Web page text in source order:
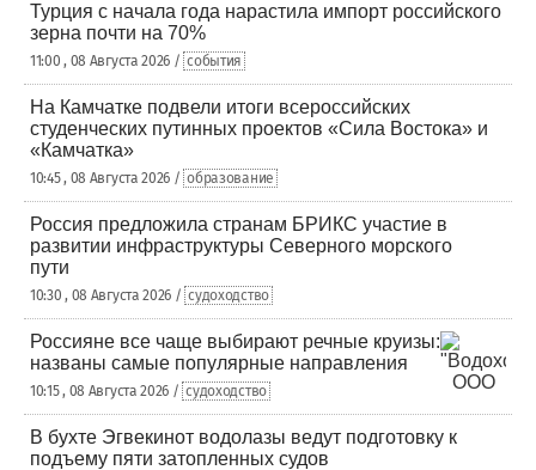
Турция с начала года нарастила импорт российского
зерна почти на 70%
11:00 , 08 Августа 2026 / события
На Камчатке подвели итоги всероссийских
студенческих путинных проектов «Сила Востока» и
«Камчатка»
10:45 , 08 Августа 2026 / образование
Россия предложила странам БРИКС участие в
развитии инфраструктуры Северного морского
пути
10:30 , 08 Августа 2026 / судоходство
Россияне все чаще выбирают речные круизы:
названы самые популярные направления
10:15 , 08 Августа 2026 / судоходство
В бухте Эгвекинот водолазы ведут подготовку к
подъему пяти затопленных судов